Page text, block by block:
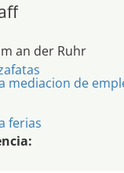
an der Ruhr
mediacion de
ferias